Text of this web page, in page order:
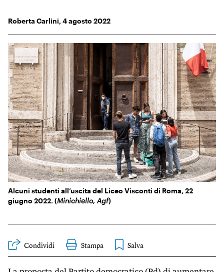
Regala o rinnova
Newsletter
Esci
INTERNAZIONALE
IL SETTIMANALE
KIDS
FESTIVAL
L’ESSENZIALE
Roberta Carlini,4agosto 2022
Alcuni studenti all’uscita del Liceo Visconti di Roma, 22
giugno 2022. (Minichiello, Agf)
Condividi Stampa